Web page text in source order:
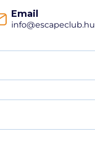
Email
info@escapeclub.hu